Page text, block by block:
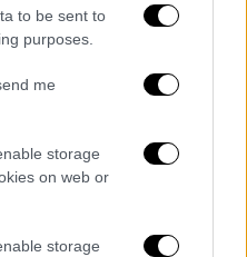
to be sent to
purposes.
me
storage
on web or
storage
προτείνει την
και γιατί.
που
πλαίσιο και στα
πλήρως
πρόταση.